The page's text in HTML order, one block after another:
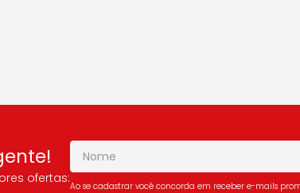
ofertas:
Ao se cadastrar você concorda em receber e-mails